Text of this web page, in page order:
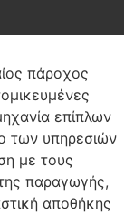
πάροχος
επίπλων
των υπηρεσιών
με τους
παραγωγής,
αποθήκης